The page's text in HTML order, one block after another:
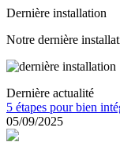
Dernière installation
Notre dernière
Dernière actualité
5 étapes pour bien
05/09/2025